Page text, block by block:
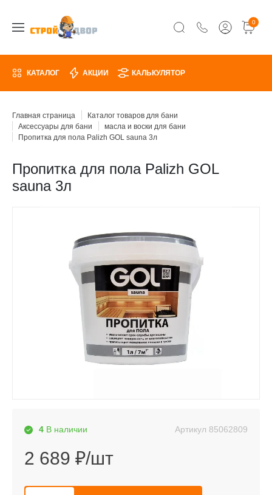
0
КАТАЛОГ АКЦИИ КАЛЬКУЛЯТОР
Главная страница
Каталог товаров для бани
Аксессуары для бани
масла и воски для бани
Пропитка для пола Palizh GOL sauna 3л
Пропитка для пола Palizh GOL
sauna 3л
4 В наличии Артикул 85062809
2 689 ₽/шт